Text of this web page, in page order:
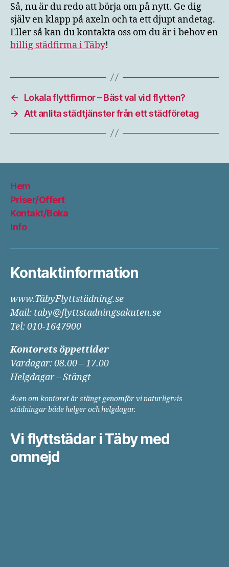
Så, nu är du redo att börja om på nytt. Ge dig
själv en klapp på axeln och ta ett djupt andetag.
Eller så kan du kontakta oss om du är i behov en
billig städfirma i Täby!
←
Lokala flyttfirmor – Bäst val vid flytten?
→
Att anlita städtjänster från ett städföretag
Hem
Priser/Offert
Kontakt/Boka
Info
Kontaktinformation
www.TäbyFlyttstädning.se
Mail: taby@flyttstadningsakuten.se
Tel: 010-1647900
Kontorets öppettider
Vardagar: 08.00 – 17.00
Helgdagar – Stängt
Även om kontoret är stängt genomför vi naturligtvis
städningar både helger och helgdagar.
Vi flyttstädar i Täby med
omnejd